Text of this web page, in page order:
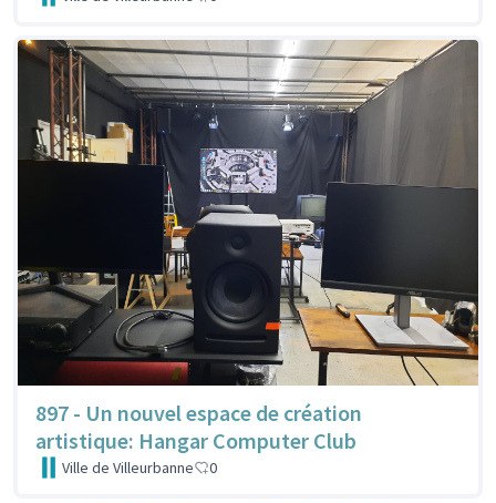
897 - Un nouvel espace de création
artistique: Hangar Computer Club
Ville de Villeurbanne 0